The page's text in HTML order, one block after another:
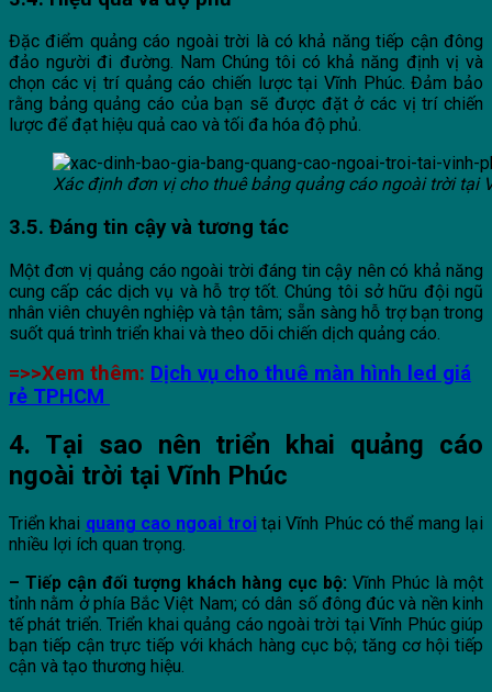
Đặc điểm quảng cáo ngoài trời là có khả năng tiếp cận đông
đảo người đi đường. Nam Chúng tôi có khả năng định vị và
chọn các vị trí quảng cáo chiến lược tại Vĩnh Phúc. Đảm bảo
rằng bảng quảng cáo của bạn sẽ được đặt ở các vị trí chiến
lược để đạt hiệu quả cao và tối đa hóa độ phủ.
Xác định đơn vị cho thuê bảng quảng cáo ngoài trời tại
3.5. Đáng tin cậy và tương tác
Một đơn vị quảng cáo ngoài trời đáng tin cậy nên có khả năng
cung cấp các dịch vụ và hỗ trợ tốt. Chúng tôi sở hữu đội ngũ
nhân viên chuyên nghiệp và tận tâm; sẵn sàng hỗ trợ bạn trong
suốt quá trình triển khai và theo dõi chiến dịch quảng cáo.
=>>Xem thêm: Dịch vụ cho thuê màn hình led giá
rẻ TPHCM
4. Tại sao nên triển khai quảng cáo
ngoài trời tại Vĩnh Phúc
Triển khai quang cao ngoai troitại Vĩnh Phúc có thể mang lại
nhiều lợi ích quan trọng.
– Tiếp cận đối tượng khách hàng cục bộ: Vĩnh Phúc là một
tỉnh nằm ở phía Bắc Việt Nam; có dân số đông đúc và nền kinh
tế phát triển. Triển khai quảng cáo ngoài trời tại Vĩnh Phúc giúp
bạn tiếp cận trực tiếp với khách hàng cục bộ; tăng cơ hội tiếp
cận và tạo thương hiệu.